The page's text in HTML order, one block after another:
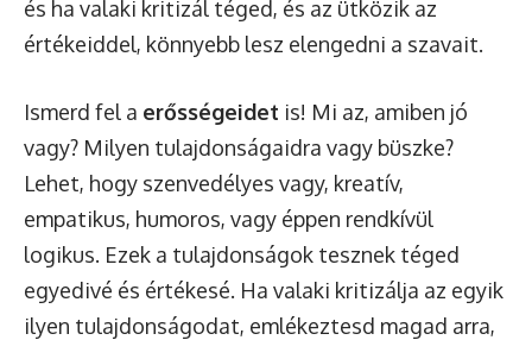
és ha valaki kritizál téged, és az ütközik az
értékeiddel, könnyebb lesz elengedni a szavait.
Ismerd fel a erősségeidet is! Mi az, amiben jó
vagy? Milyen tulajdonságaidra vagy büszke?
Lehet, hogy szenvedélyes vagy, kreatív,
empatikus, humoros, vagy éppen rendkívül
logikus. Ezek a tulajdonságok tesznek téged
egyedivé és értékesé. Ha valaki kritizálja az egyik
ilyen tulajdonságodat, emlékeztesd magad arra,